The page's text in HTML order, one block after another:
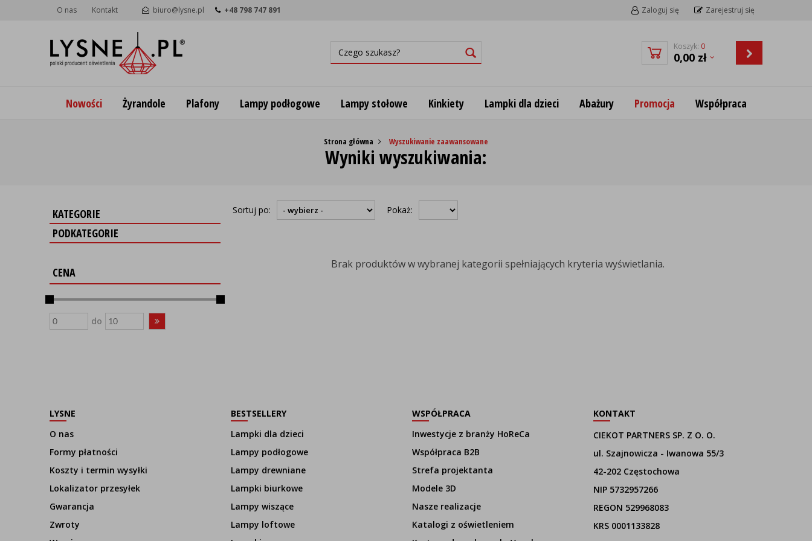
O nas Kontakt biuro@lysne.pl +48 798 747 891 Zaloguj się Zarejestruj się
Koszyk: 0
0,00 zł
Nowości Żyrandole Plafony Lampy podłogowe Lampy stołowe Kinkiety Lampki dla dzieci Abażury Promocja Współpraca
Strona główna Wyszukiwanie zaawansowane
Wyniki wyszukiwania:
KATEGORIE
PODKATEGORIE
CENA
do
Sortuj po: Pokaż:
Brak produktów w wybranej kategorii spełniających kryteria wyświetlania.
LYSNE
O nas
Formy płatności
Koszty i termin wysyłki
Lokalizator przesyłek
Gwarancja
Zwroty
BESTSELLERY
Lampki dla dzieci
Lampy podłogowe
Lampy drewniane
Lampki biurkowe
Lampy wiszące
Lampy loftowe
WSPÓŁPRACA
Inwestycje z branży HoReCa
Współpraca B2B
Strefa projektanta
Modele 3D
Nasze realizacje
Katalogi z oświetleniem
KONTAKT
CIEKOT PARTNERS SP. Z O. O.
ul. Szajnowicza - Iwanowa 55/3
42-202 Częstochowa
NIP 5732957266
REGON 529968083
KRS 0001133828